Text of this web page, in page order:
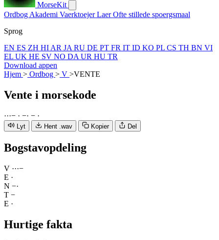
MorseKit
Ordbog Akademi VaerktoejerLaerOfte stillede spoergsmaal
Sprog
EN ES ZH HI AR JA RU DE PT FR IT ID KO PL CS TH BN VI
EL UK HE SV NO DA UR HU TR
Download appen
Hjem > Ordbog > V >VENTE
Vente i morsekode
···− · −· − ·
Lyt Hent .wav Kopier Del
Bogstavopdeling
V ···−
E ·
N −·
T −
E ·
Hurtige fakta